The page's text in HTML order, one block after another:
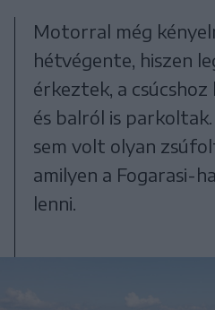
Motorral még
hétvégente, hiszen
érkeztek, a
és balról is
sem volt olyan
amilyen a Fogarasi-
lenni.